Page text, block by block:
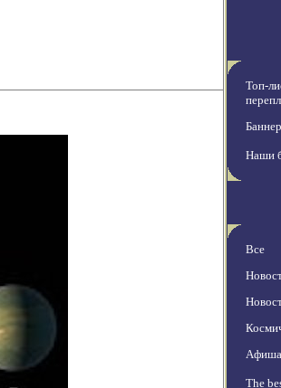
Топ-
Наши
Все
Афиша
The